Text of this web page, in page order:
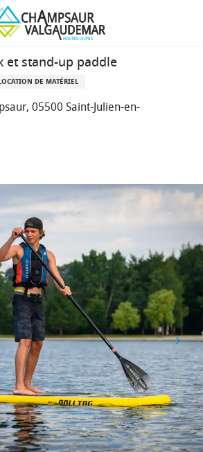
de kayak et stand-up paddle
et stand-up paddle
DE MATÉRIEL
05500 Saint-Julien-en-